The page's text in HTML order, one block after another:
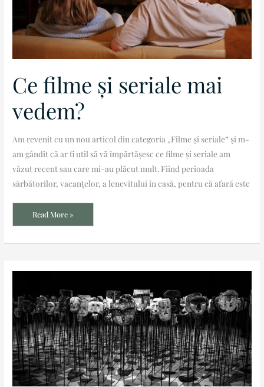
Ce filme și seriale mai
vedem?
Am revenit cu un nou articol din categoria „Filme și seriale” și m-
am gândit că ar fi util să vă împărtășesc ce filme și seriale am
văzut recent sau care mi-au plăcut mult. Fiind perioada
sărbătorilor, vacanțelor, a lenevitului în casă, pentru că afară este
Read More »
Emoție.